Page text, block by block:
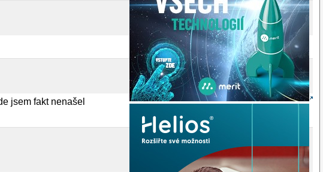
jsem fakt nenašel